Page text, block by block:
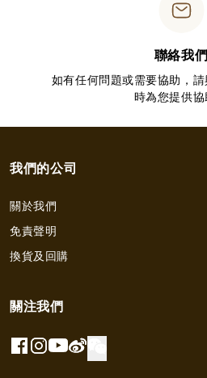
聯絡我們
如有任何問題或需要協助，
時為您提供協
我們的公司
關於我們
免責聲明
換貨及回購
關注我們